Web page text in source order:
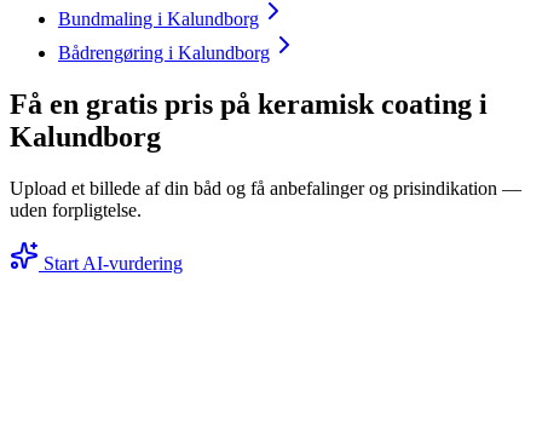
Bundmaling i Kalundborg
Bådrengøring i Kalundborg
Få en gratis pris på keramisk coating i
Kalundborg
Upload et billede af din båd og få anbefalinger og prisindikation —
uden forpligtelse.
Start AI-vurdering